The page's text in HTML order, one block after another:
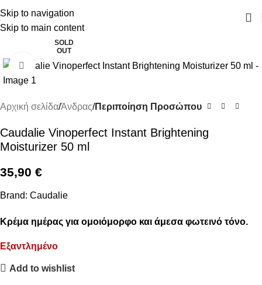
Skip to navigation
Skip to main content
ΔΩΡΕΑΝ ΜΕΤΑΦΟΡΙΚΑ ΑΝΩ ΤΩΝ 45€
SOLD
OUT
Click to enlarge
Αρχική σελίδα Άνδρας Περιποίηση Προσώπου
Caudalie Vinoperfect Instant Brightening
Moisturizer 50 ml
35,90 €
Brand: Caudalie
Κρέμα ημέρας για ομοιόμορφο και άμεσα φωτεινό τόνο.
Εξαντλημένο
Add to wishlist